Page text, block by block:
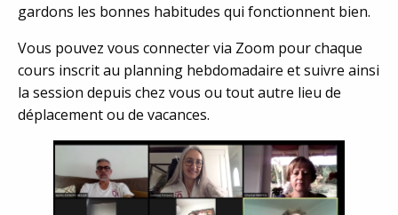
gardons les bonnes habitudes qui fonctionnent bien.
Vous pouvez vous connecter via Zoom pour chaque
cours inscrit au planning hebdomadaire et suivre ainsi
la session depuis chez vous ou tout autre lieu de
déplacement ou de vacances.